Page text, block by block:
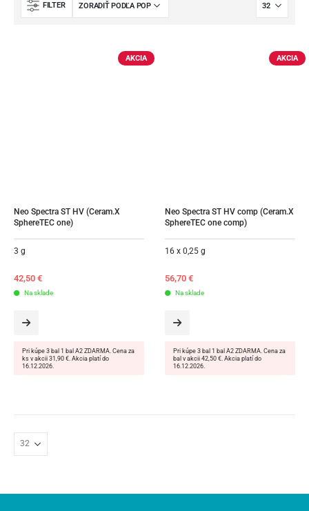
FILTER
AKCIA
Neo Spectra ST HV (Ceram.X
SphereTEC one)
3 g
42,50 €
Na sklade
Pri kúpe 3 bal 1 bal A2 ZDARMA. Cena za
ks v akcii 31,90 €. Akcia platí do
16.12.2026.
AKCIA
Neo Spectra ST HV comp (Ceram.X
SphereTEC one comp)
16 x 0,25 g
56,70 €
Na sklade
Pri kúpe 3 bal 1 bal A2 ZDARMA. Cena za
bal v akcii 42,50 €. Akcia platí do
16.12.2026.